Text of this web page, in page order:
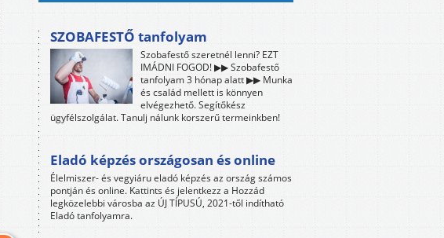
SZOBAFESTŐ tanfolyam
Szobafestő szeretnél lenni? EZT
IMÁDNI FOGOD! ▶▶ Szobafestő
tanfolyam 3 hónap alatt ▶▶ Munka
és család mellett is könnyen
elvégezhető. Segítőkész
ügyfélszolgálat. Tanulj nálunk korszerű termeinkben!
Eladó képzés országosan és online
Élelmiszer- és vegyiáru eladó képzés az ország számos
pontján és online. Kattints és jelentkezz a Hozzád
legközelebbi városba az ÚJ TÍPUSÚ, 2021-től indítható
Eladó tanfolyamra.